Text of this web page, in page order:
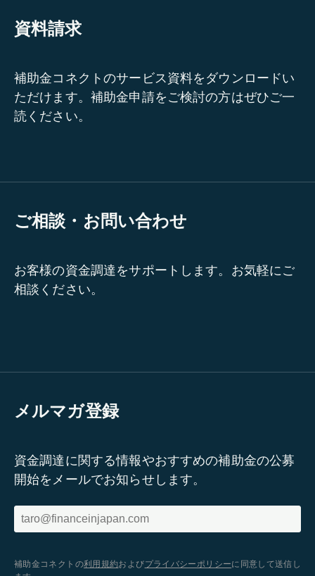
資料請求
補助金コネクトのサービス資料をダウンロードい
ただけます。補助金申請をご検討の方はぜひご一
読ください。
ご相談・お問い合わせ
お客様の資金調達をサポートします。お気軽にご
相談ください。
メルマガ登録
資金調達に関する情報やおすすめの補助金の公募
開始をメールでお知らせします。
補助金コネクトの利用規約およびプライバシーポリシーに同意して送信し